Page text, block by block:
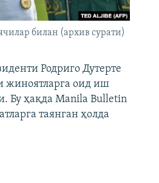
билан (архив сурати)
Родриго Дутерте
жиноятларга оид иш
Бу ҳақда Manila Bulletin
таянган ҳолда